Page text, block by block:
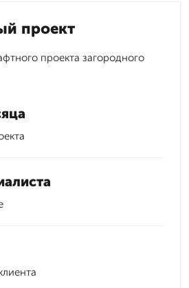
проект
проекта загородного